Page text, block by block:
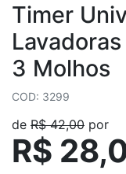
Timer
3 Molhos
COD: 3299
de R$ 42,00 por
R$